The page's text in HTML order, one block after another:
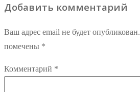
Добавить комментарий
Ваш адрес email не будет опубликован.
помечены *
Комментарий *